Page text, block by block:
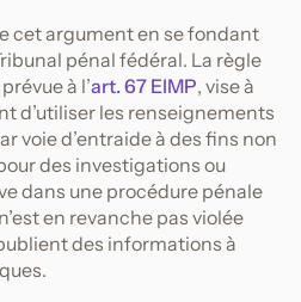
cet argument en se fondant
pénal fédéral. La règle
à l’art. 67 EIMP, vise à
d’utiliser les renseignements
voie d’entraide à des fins non
des investigations ou
dans une procédure pénale
en revanche pas violée
des informations à